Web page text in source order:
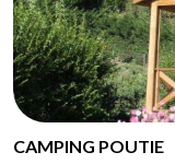
CAMPING POUTIE